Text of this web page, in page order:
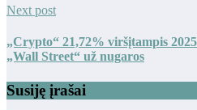
Next post
„Crypto“ 21,72% viršįtampis
„Wall Street“ už nugaros
Susiję įrašai